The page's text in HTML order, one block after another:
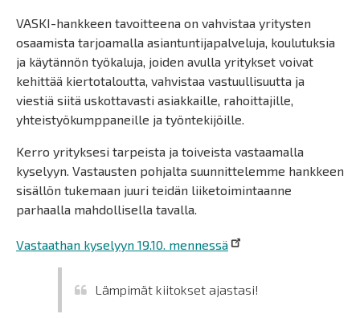
VASKI-hankkeen tavoitteena on vahvistaa yritysten
osaamista tarjoamalla asiantuntijapalveluja, koulutuksia
ja käytännön työkaluja, joiden avulla yritykset voivat
kehittää kiertotaloutta, vahvistaa vastuullisuutta ja
viestiä siitä uskottavasti asiakkaille, rahoittajille,
yhteistyökumppaneille ja työntekijöille.
Kerro yrityksesi tarpeista ja toiveista vastaamalla
kyselyyn. Vastausten pohjalta suunnittelemme hankkeen
sisällön tukemaan juuri teidän liiketoimintaanne
parhaalla mahdollisella tavalla.
Vastaathan kyselyyn 19.10. mennessä
Lämpimät kiitokset ajastasi!